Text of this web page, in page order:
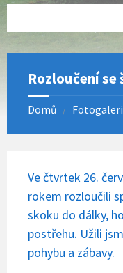
Rozloučení
Domů
Ve čtvrtek 26.
rokem rozloučili
skoku do dálky,
postřehu. Užili
pohybu a zábavy.